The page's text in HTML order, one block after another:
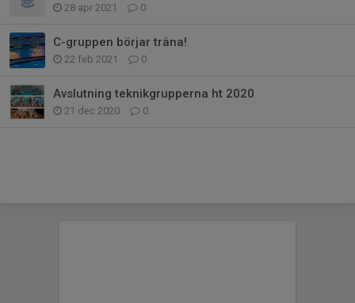
28 apr 2021 0
C-gruppen börjar träna!
22 feb 2021 0
Avslutning teknikgrupperna ht 2020
21 dec 2020 0